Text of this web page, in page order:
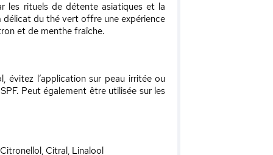
les rituels de détente asiatiques et la
du thé vert offre une expérience
et de menthe fraîche.
évitez l’application sur peau irritée ou
Peut également être utilisée sur les
Citral, Linalool